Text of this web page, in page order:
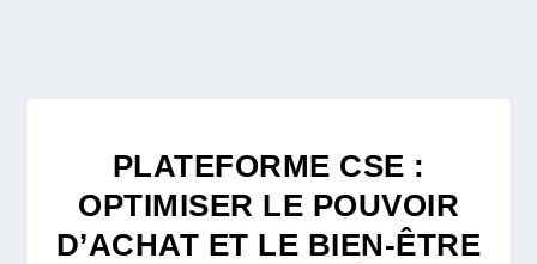
PLATEFORME CSE :
OPTIMISER LE POUVOIR
D’ACHAT ET LE BIEN-ÊTRE